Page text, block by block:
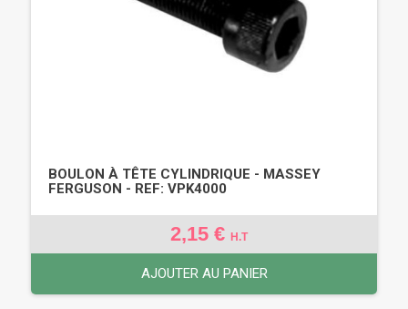
BOULON À TÊTE CYLINDRIQUE - MASSEY
FERGUSON - REF: VPK4000
2,15 € H.T
AJOUTER AU PANIER